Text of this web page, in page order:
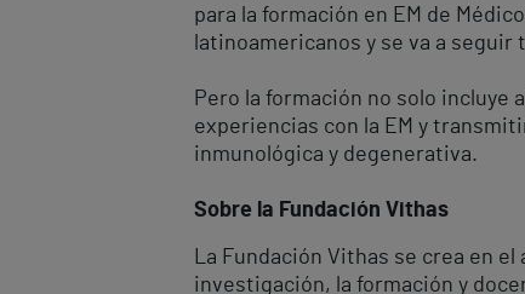
para la formación en EM de
latinoamericanos y se va a
Pero la formación no solo incluye
experiencias con la EM y
inmunológica y degenerativa.
Sobre la Fundación Vithas
La Fundación Vithas se crea en
investigación, la formación y